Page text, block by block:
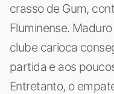
crasso de Gum,
Fluminense.
clube carioca
partida e aos
Entretanto, o